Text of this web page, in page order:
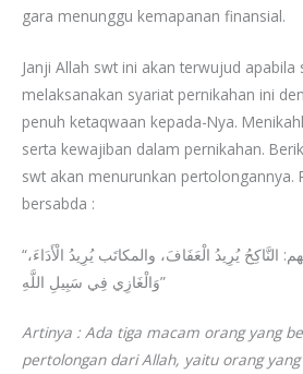
gara menunggu kemapanan finansial.
Janji Allah swt ini akan terwujud apabila
melaksanakan syariat pernikahan ini
penuh ketaqwaan kepada-Nya.
serta kewajiban dalam pernikahan.
swt akan menurunkan pertolongannya.
bersabda :
“ثَلَاثَةٌ حَقٌّ عَلَى اللَّهِ عَوْنهم: النَّاكِحُ يُرِيدُ الْعَفَافَ، والمكاتَب يُرِيدُ الْأَدَاءَ،
وَالْغَازِي فِي سَبِيلِ اللَّهِ”
Artinya : Ada tiga macam orang yang
pertolongan dari Allah, yaitu orang